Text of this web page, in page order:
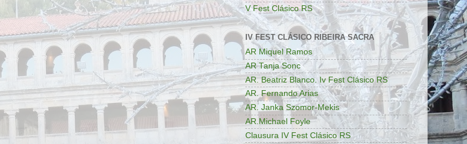
V Fest Clásico RS
IV FEST CLÁSICO RIBEIRA SACRA
AR Miquel Ramos
AR Tanja Sonc
AR. Beatriz Blanco. Iv Fest Clásico RS
AR. Fernando Arias
AR. Janka Szomor-Mekis
AR.Michael Foyle
Clausura IV Fest Clásico RS